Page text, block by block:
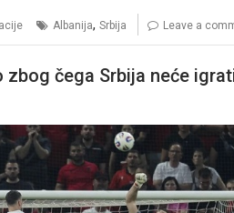
Albanija, Srbija Leave a
zbog čega Srbija neće